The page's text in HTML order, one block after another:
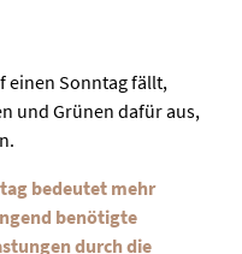
einen Sonntag fällt,
und Grünen dafür aus,
bedeutet mehr
benötigte
durch die